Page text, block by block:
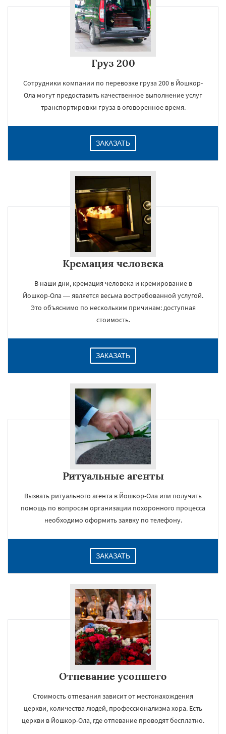
Груз 200
Сотрудники компании по перевозке груза 200 в Йошкор-
Ола могут предоставить качественное выполнение услуг
транспортировки груза в оговоренное время.
ЗАКАЗАТЬ
Кремация человека
В наши дни, кремация человека и кремирование в
Йошкор-Ола — является весьма востребованной услугой.
Это объяснимо по нескольким причинам: доступная
стоимость.
ЗАКАЗАТЬ
Ритуальные агенты
Вызвать ритуального агента в Йошкор-Ола или получить
помощь по вопросам организации похоронного процесса
необходимо оформить заявку по телефону.
ЗАКАЗАТЬ
Отпевание усопшего
Стоимость отпевания зависит от местонахождения
церкви, количества людей, профессионализма хора. Есть
церкви в Йошкор-Ола, где отпевание проводят бесплатно.